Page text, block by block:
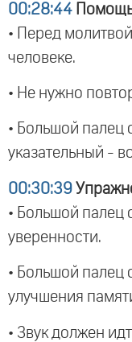
00:28:44
• Перед
человеке.
• Не нужно
• Большой палец
указательный -
00:30:39
• Большой палец
уверенности.
• Большой палец
улучшения
• Звук должен